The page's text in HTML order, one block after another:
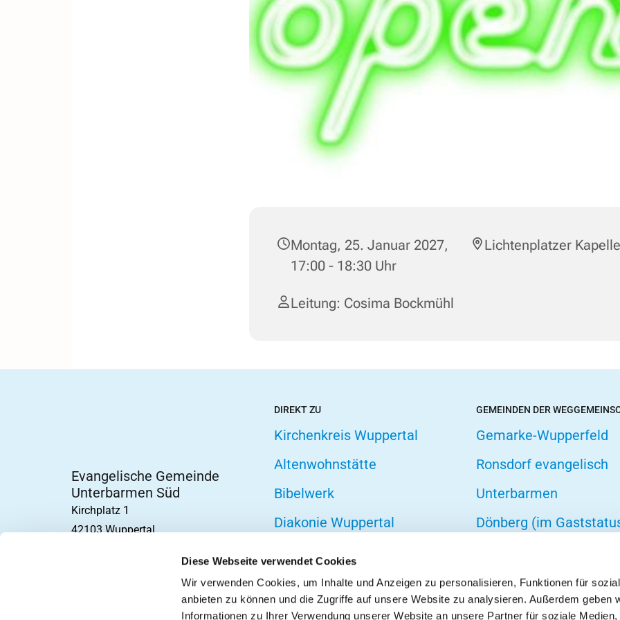
Diese Webseite verwendet Cookies
Wir verwenden Cookies, um Inhalte und Anzeigen zu personalisieren, Funktionen für
anbieten zu können und die Zugriffe auf unsere Website zu analysieren. Außerdem geben
Informationen zu Ihrer Verwendung unserer Website an unsere Partner für soziale Medien,
Montag, 25. Januar 2027,
17:00 - 18:30 Uhr
Lichtenplatzer Kapelle
Leitung: Cosima Bockmühl
Evangelische Gemeinde
Unterbarmen Süd
Kirchplatz 1
42103 Wuppertal
DIREKT ZU
Kirchenkreis Wuppertal
Altenwohnstätte
Bibelwerk
Diakonie Wuppertal
Hospizarbeit
Telefonseelsorge
GEMEINDEN DER
Gemarke-Wupperfeld
Ronsdorf evangelisch
Unterbarmen
Dönberg (im